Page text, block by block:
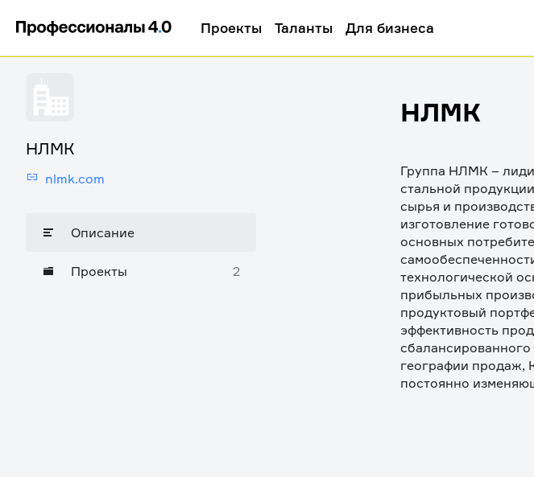
Проекты Таланты Для бизнеса
НЛМК
nlmk.com
Описание
Проекты 2
НЛМК
Группа НЛМК –
стальной
сырья и
изготовление
основных
технологической
прибыльных
продуктовый
эффективность
географии продаж,
постоянно